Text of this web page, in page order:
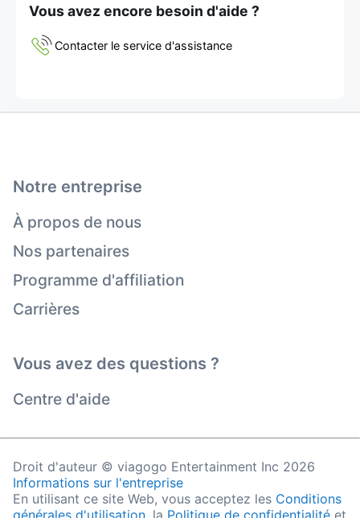
Vous avez encore besoin d'aide ?
Contacter le service d'assistance
Notre entreprise
À propos de nous
Nos partenaires
Programme d'affiliation
Carrières
Vous avez des questions ?
Centre d'aide
Droit d'auteur © viagogo Entertainment Inc 2026
Informations sur l'entreprise
En utilisant ce site Web, vous acceptez les Conditions